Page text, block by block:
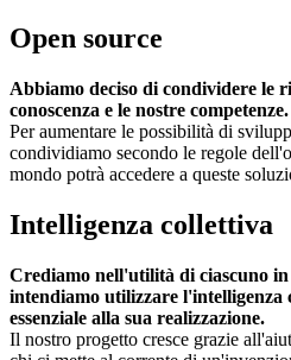
Open source
Abbiamo deciso di condividere le
conoscenza e le nostre competenze.
Per aumentare le possibilità di
condividiamo secondo le regole
mondo potrà accedere a queste
Intelligenza collettiva
Crediamo nell'utilità di ciascuno in
intendiamo utilizzare l'intelligenza
essenziale alla sua realizzazione.
Il nostro progetto cresce grazie